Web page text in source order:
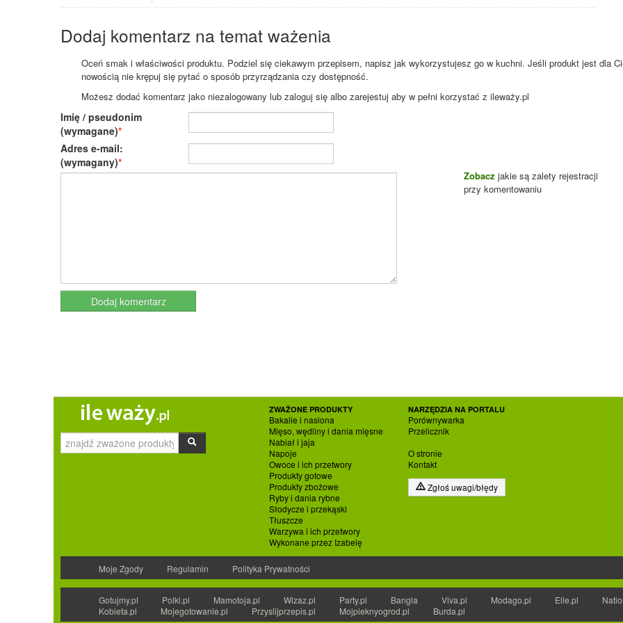
Dodaj komentarz na temat ważenia
Oceń smak i właściwości produktu. Podziel się ciekawym przepisem, napisz jak wykorzystujesz go w kuchni. Jeśli produkt jest dla
nowością nie krępuj się pytać o sposób przyrządzania czy dostępność.
Możesz dodać komentarz jako niezalogowany lub zaloguj się albo zarejestuj aby w pełni korzystać z ileważy.pl
Imię / pseudonim
(wymagane)
Adres e-mail:
(wymagany)
Zobacz jakie są zalety rejestracji
przy komentowaniu
ZWAŻONE PRODUKTY
Bakalie i nasiona
Mięso, wędliny i dania mięsne
Nabiał i jaja
Napoje
Owoce i ich przetwory
Produkty gotowe
Produkty zbożowe
Ryby i dania rybne
Słodycze i przekąski
Tłuszcze
Warzywa i ich przetwory
Wykonane przez Izabelę
NARZĘDZIA NA PORTALU
Porównywarka
Przelicznik
O stronie
Kontakt
Zgłoś uwagi/błędy
Moje Zgody Regulamin Polityka Prywatności
Gotujmy.pl Polki.pl Mamotoja.pl Wizaz.pl Party.pl Bangla Viva.pl Modago.pl Elle.pl
Kobieta.pl
Mojegotowanie.pl Przyslijprzepis.pl Mojpieknyogrod.pl Burda.pl